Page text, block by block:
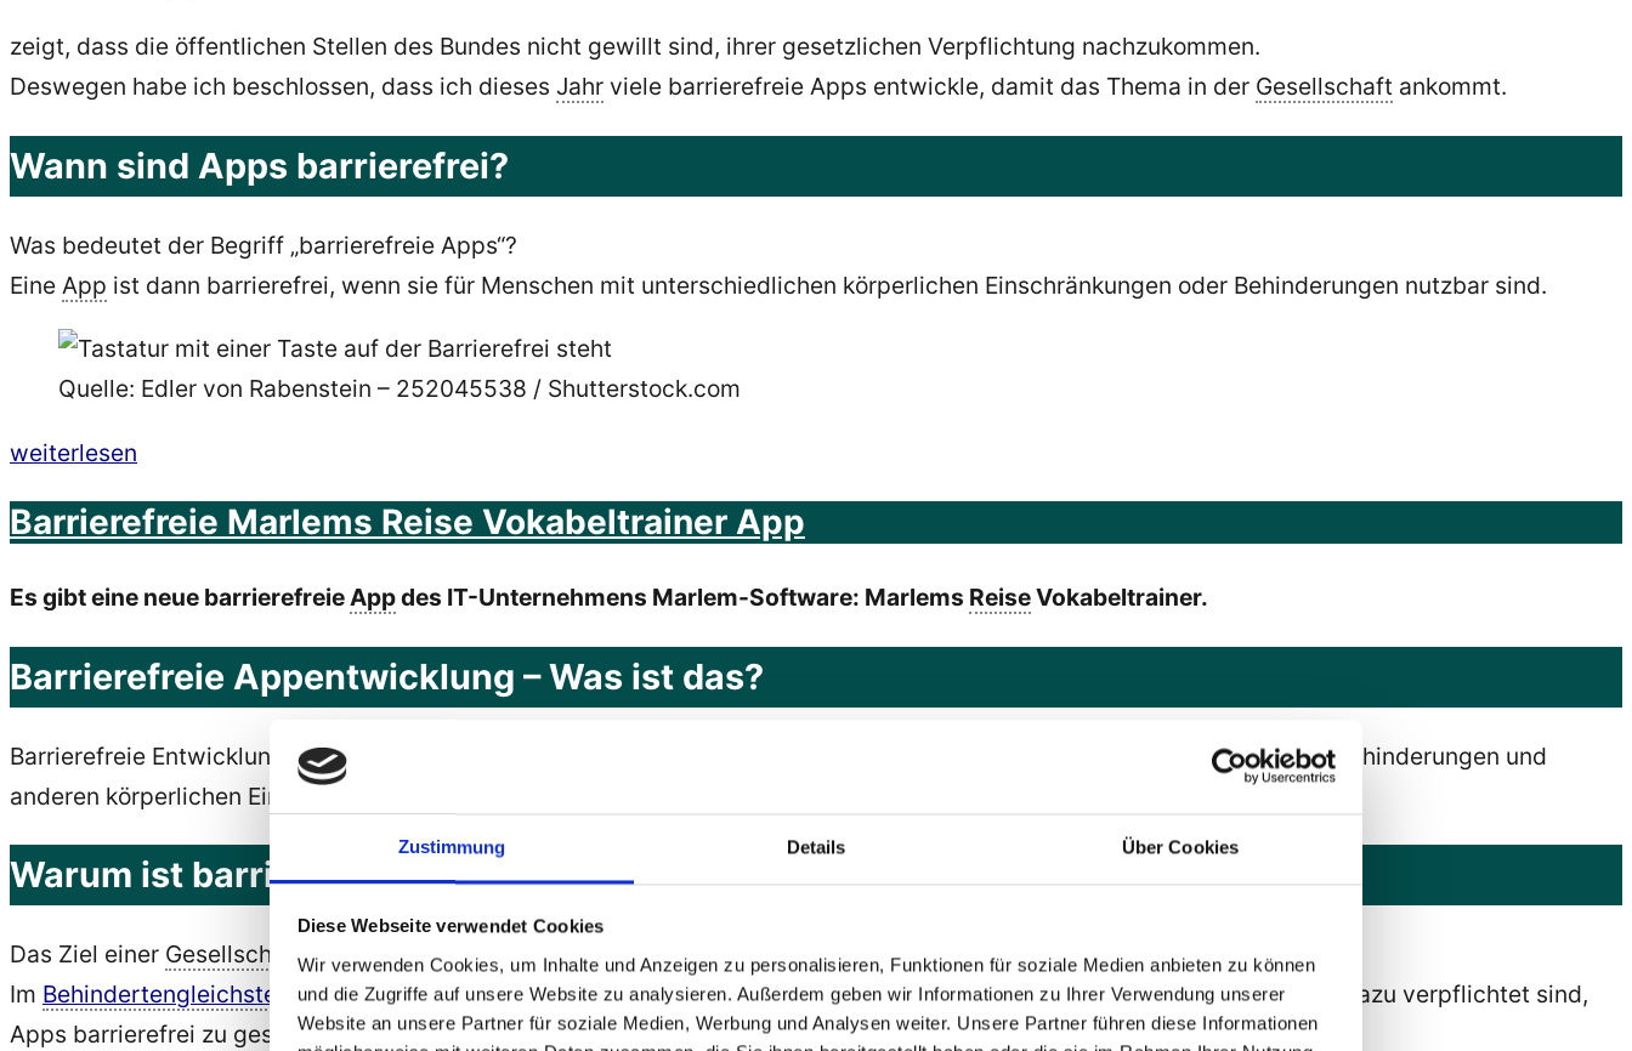
Zustimmung Details Über Cookies
Diese Webseite verwendet Cookies
Wir verwenden Cookies, um Inhalte und Anzeigen zu personalisieren, Funktionen für soziale Medien anbieten zu können
und die Zugriffe auf unsere Website zu analysieren. Außerdem geben wir Informationen zu Ihrer Verwendung unserer
Website an unsere Partner für soziale Medien, Werbung und Analysen weiter. Unsere Partner führen diese Informationen
zeigt, dass die öffentlichen Stellen des Bundes nicht gewillt sind, ihrer gesetzlichen Verpflichtung nachzukommen.
Deswegen habe ich beschlossen, dass ich dieses Jahr viele barrierefreie Apps entwickle, damit das Thema in der Gesellschaft ankommt.
Wann sind Apps barrierefrei?
Was bedeutet der Begriff „barrierefreie Apps“?
Eine App ist dann barrierefrei, wenn sie für Menschen mit unterschiedlichen körperlichen Einschränkungen oder Behinderungen nutzbar sind.
Quelle: Edler von Rabenstein – 252045538 / Shutterstock.com
„5
Apps
von
Marlem-
Software
Jahr
2022“
weiterlesen
Barrierefreie Marlems Reise Vokabeltrainer App
Es gibt eine neue barrierefreieAppdes IT-Unternehmens Marlem-Software: Marlems ReiseVokabeltrainer.
Barrierefreie Appentwicklung – Was ist das?
Barrierefreie Entwicklung von Apps bedeutet, dass eine App so entwickelt wird, dass alle Menschen, auch Menschen mit Behinderungen und
anderen körperlichen Einschränkungen, eine App bedienen können.
Warum ist barrierefreie Entwicklung von Apps wichtig?
Das Ziel einer Gesellschaftsollte sein, dassInformatik für alle Personen nutzbar ist.
Im Behindertengleichstellungsgesetzin § 12a Barrierefreie Informationstechniksteht, dass öffentliche Stellen des Bundes dazu verpflichtet sind,
Apps barrierefrei zu gestalten.